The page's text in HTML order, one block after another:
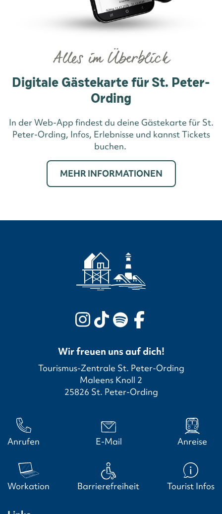
Alles im Überblick
Digitale Gästekarte für St. Peter-
Ording
In der Web-App findest du deine Gästekarte für St.
Peter-Ording, Infos, Erlebnisse und kannst Tickets
buchen.
MEHR INFORMATIONEN
Wir freuen uns auf dich!
Tourismus-Zentrale St. Peter-Ording
Maleens Knoll 2
25826 St. Peter-Ording
Anrufen E-Mail Anreise
Workation Barrierefreiheit Tourist Infos